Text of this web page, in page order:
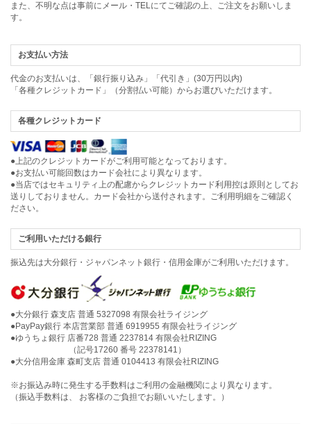
また、不明な点は事前にメール・TELにてご確認の上、ご注文をお願いしま
す。
お支払い方法
代金のお支払いは、「銀行振り込み」「代引き」(30万円以内)
「各種クレジットカード」（分割払い可能）からお選びいただけます。
各種クレジットカード
●上記のクレジットカードがご利用可能となっております。
●お支払い可能回数はカード会社により異なります。
●当店ではセキュリティ上の配慮からクレジットカード利用控は原則としてお
送りしておりません。カード会社から送付されます。ご利用明細をご確認く
ださい。
ご利用いただける銀行
振込先は大分銀行・ジャパンネット銀行・信用金庫がご利用いただけます。
●大分銀行 森支店 普通 5327098 有限会社ライジング
●PayPay銀行 本店営業部 普通 6919955 有限会社ライジング
●ゆうちょ銀行 店番728 普通 2237814 有限会社RIZING
（記号17260 番号 22378141）
●大分信用金庫 森町支店 普通 0104413 有限会社RIZING
※お振込み時に発生する手数料はご利用の金融機関により異なります。
（振込手数料は、 お客様のご負担でお願いいたします。）